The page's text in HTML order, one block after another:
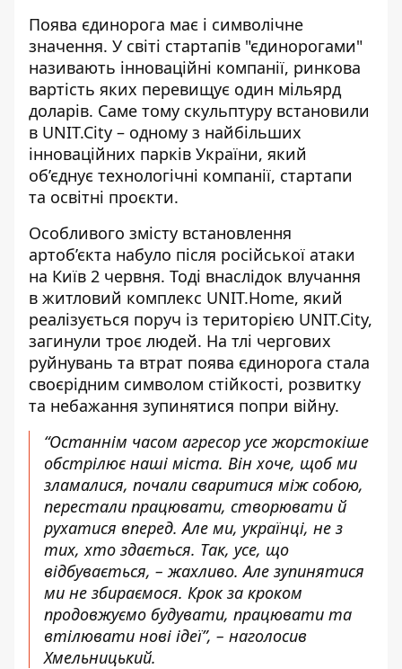
Поява єдинорога має і символічне
значення. У світі стартапів "єдинорогами"
називають інноваційні компанії, ринкова
вартість яких перевищує один мільярд
доларів. Саме тому скульптуру встановили
в UNIT.City – одному з найбільших
інноваційних парків України, який
об’єднує технологічні компанії, стартапи
та освітні проєкти.
Особливого змісту встановлення
артоб’єкта набуло після російської атаки
на Київ 2 червня. Тоді внаслідок влучання
в житловий комплекс UNIT.Home, який
реалізується поруч із територією UNIT.City,
загинули троє людей. На тлі чергових
руйнувань та втрат поява єдинорога стала
своєрідним символом стійкості, розвитку
та небажання зупинятися попри війну.
“Останнім часом агресор усе жорстокіше
обстрілює наші міста. Він хоче, щоб ми
зламалися, почали сваритися між собою,
перестали працювати, створювати й
рухатися вперед. Але ми, українці, не з
тих, хто здається. Так, усе, що
відбувається, – жахливо. Але зупинятися
ми не збираємося. Крок за кроком
продовжуємо будувати, працювати та
втілювати нові ідеї”, – наголосив
Хмельницький.